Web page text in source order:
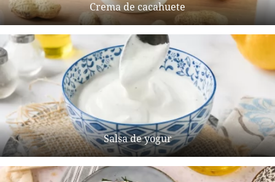
Crema de cacahuete
Salsa de yogur